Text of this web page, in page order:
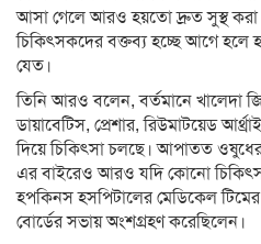
আসা গেলে আরও হয়তো দ্রুত সুস্থ
চিকিৎসকদের বক্তব্য হচ্ছে আগে হলে
যেত।
তিনি আরও বলেন, বর্তমানে খালেদা
ডায়াবেটিস, প্রেশার, রিউমাটয়েড
দিয়ে চিকিৎসা চলছে। আপাতত
এর বাইরেও আরও যদি কোনো চিকিৎসা
হপকিনস হসপিটালের মেডিকেল
বোর্ডের সভায় অংশগ্রহণ করেছিলেন।